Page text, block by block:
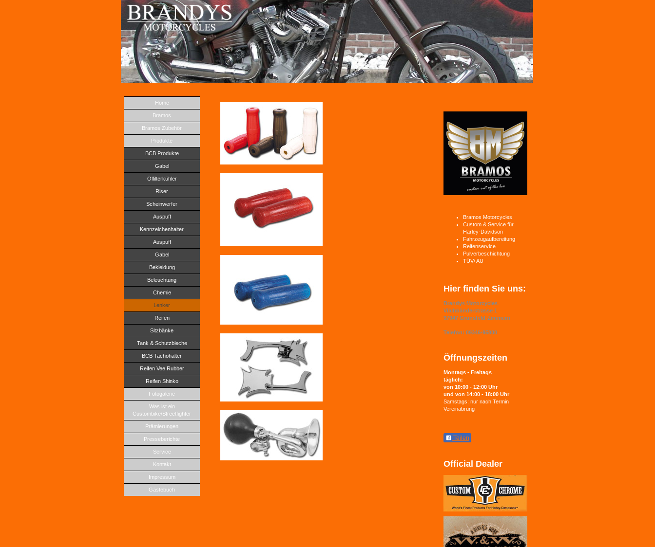
Home
Bramos
Bramos Zubehör
Produkte
BCB Produkte
Gabel
Ölfilterkühler
Riser
Scheinwerfer
Auspuff
Kennzeichenhalter
Auspuff
Gabel
Bekleidung
Beleuchtung
Chemie
Lenker
Reifen
Sitzbänke
Tank & Schutzbleche
BCB Tachohalter
Reifen Vee Rubber
Reifen Shinko
Fotogalerie
Was ist ein
Custombike/Streetfighter
Prämierungen
Presseberichte
Service
Kontakt
Impressum
Gästebuch
Bramos Motorcycles
Custom & Service für
Harley-Davidson
Fahrzeugaufbereitung
Reifenservice
Pulverbeschichtung
TÜV/ AU
Hier finden Sie uns:
Brandys Motorcycles
Vilchbänderstrasse 1
97947 Grünsfeld-Zimmern
Telefon: 09346-95800
Öffnungszeiten
Montags - Freitags
täglich:
von 10:00 - 12:00 Uhr
und von 14:00 - 18:00 Uhr
Samstags: nur nach Termin
Vereinabrung
Teilen
Official Dealer